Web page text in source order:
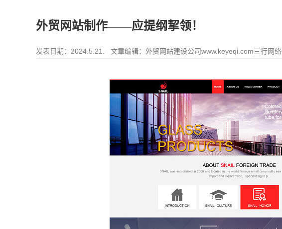
外贸网站制作——应提纲挈领！
发表日期：2024.5.21. 文章编辑： 外贸网站建设公司www.keyeqi.com三行网络